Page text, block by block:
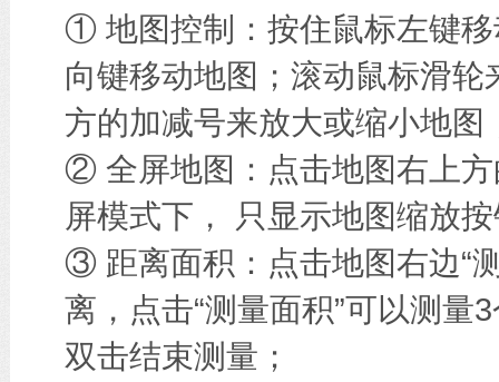
① 地图控制：按住鼠标左键
向键移动地图；滚动鼠标滑
方的加减号来放大或缩小地图
② 全屏地图：点击地图右上方
屏模式下， 只显示地图缩放
③ 距离面积：点击地图右边“
离，点击“测量面积”可以测量
双击结束测量；